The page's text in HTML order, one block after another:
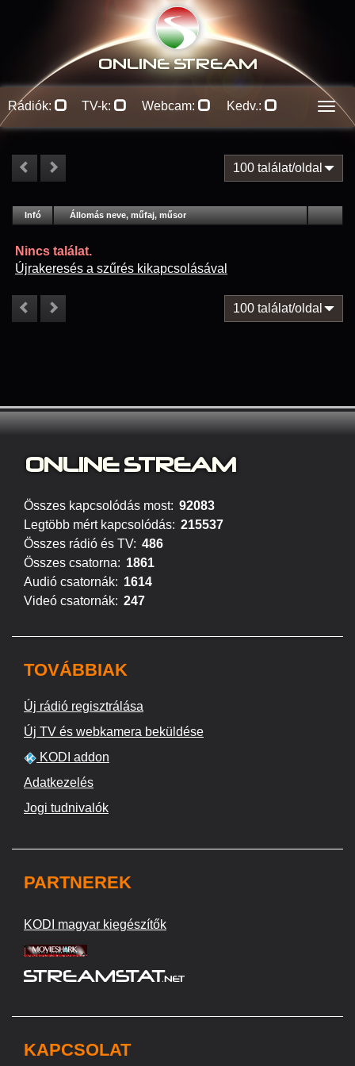
ONLINE STREAM
Rádiók: TV-k: Webcam: Kedv.:
100 találat/oldal
Infó Lejátszás
Állomás neve, műfaj, műsor
Nincs találat.
Újrakeresés a szűrés kikapcsolásával
100 találat/oldal
ONLINE STREAM
Összes kapcsolódás most: 92083
Legtöbb mért kapcsolódás: 215537
Összes rádió és TV: 486
Összes csatorna: 1861
Audió csatornák: 1614
Videó csatornák: 247
TOVÁBBIAK
Új rádió regisztrálása
Új TV és webkamera beküldése
KODI addon
Adatkezelés
Jogi tudnivalók
PARTNEREK
KODI magyar kiegészítők
KAPCSOLAT